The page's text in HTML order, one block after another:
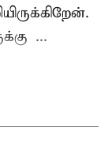
...